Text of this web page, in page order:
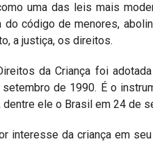
uma das leis mais
código de menores,
a justiça, os direitos.
da Criança foi
de 1990. É o
ele o Brasil em 24 de
interesse da criança em